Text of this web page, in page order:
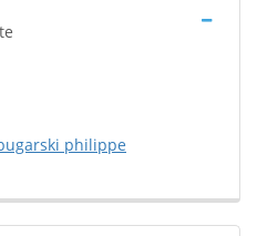
philippe